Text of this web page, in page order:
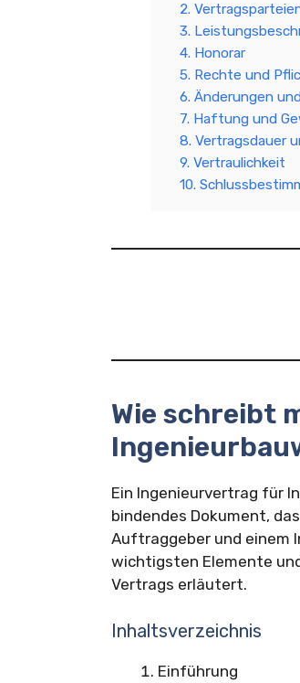
2.
3.
4. Honorar
5. Rechte und
6. Änderungen
7. Haftung und
8. Vertragsdauer
9. Vertraulichkeit
10.
Wie schreibt
Ein Ingenieurvertrag für
bindendes Dokument,
Auftraggeber und einem
wichtigsten Elemente
Vertrags erläutert.
Inhaltsverzeichnis
Einführung